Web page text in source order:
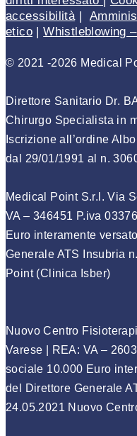
accessibilità|
etico |Whistleblowing
© 2021 -2026 Medical
Direttore Sanitario Dr.
Chirurgo Specialista in
Iscrizione all’ordine
dal 29/01/1991 al n.
Medical Point S.r.l. Via
VA – 346451 P.iva
Euro interamente
Generale ATS Insubria
Point (Clinica Isber)
Nuovo Centro
Varese | REA: VA –
sociale 10.000 Euro
del Direttore Generale
24.05.2021 Nuovo